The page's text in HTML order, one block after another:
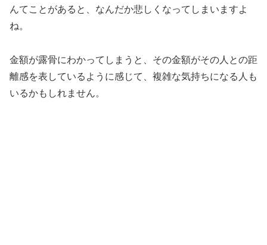
んてことがあると、なんだか悲しくなってしまいますよ
ね。
金額が露骨にわかってしまうと、その金額がその人との距
離感を表しているように感じて、複雑な気持ちになる人も
いるかもしれません。